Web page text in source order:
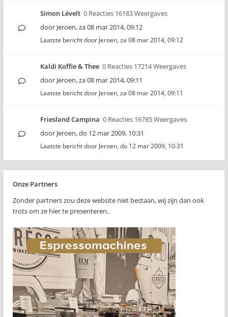
Simon Lévelt 0 Reacties 16183 Weergaves
door Jeroen,za 08 mar 2014, 09:12
Laatste bericht door Jeroen, za 08 mar 2014, 09:12
Kaldi Koffie & Thee 0 Reacties 17214 Weergaves
door Jeroen,za 08 mar 2014, 09:11
Laatste bericht door Jeroen, za 08 mar 2014, 09:11
Friesland Campina 0 Reacties 16785 Weergaves
door Jeroen,do 12 mar 2009, 10:31
Laatste bericht door Jeroen, do 12 mar 2009, 10:31
Onze Partners
Zonder partners zou deze website niet bestaan, wij zijn dan ook
trots om ze hier te presenteren..